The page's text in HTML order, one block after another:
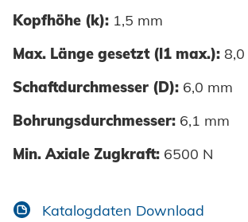
Kopfhöhe (k): 1,5 mm
Max. Länge gesetzt (l1 max.):
Schaftdurchmesser (D): 6,0 mm
Bohrungsdurchmesser: 6,1 mm
Min. Axiale Zugkraft: 6500 N
Katalogdaten Download